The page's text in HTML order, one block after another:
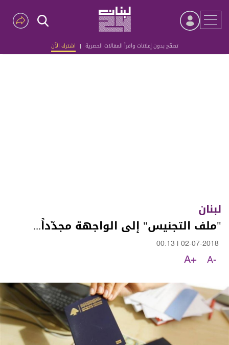
تصفّح بدون إعلانات واقرأ المقالات الحصرية | اشترك الآن
Advertisement
لبنان
"ملف التجنيس" إلى الواجهة مجدّداً...
02-07-2018
00:13
A-
A+